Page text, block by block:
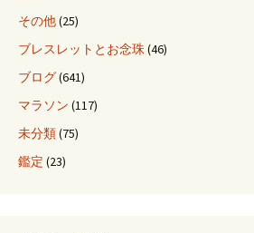
ン
その他(25)
ブレスレットとお念珠(46)
ブログ(641)
マラソン (117)
未分類(75)
鑑定 (23)